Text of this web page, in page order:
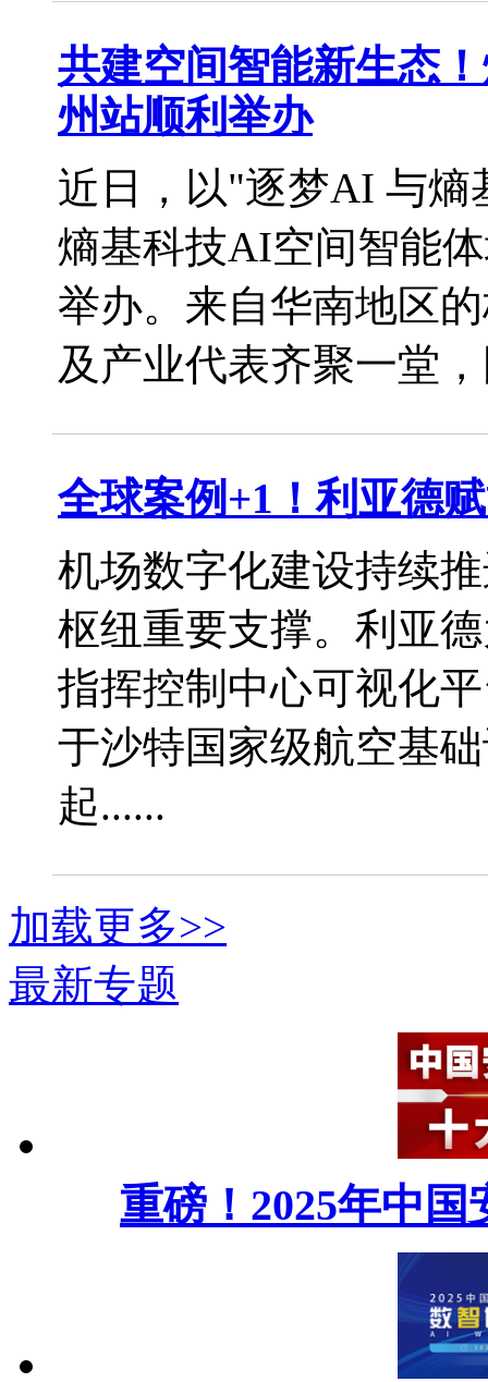
共建空间智能新生态
州站顺利举办
近日，以"逐梦AI 与熵
熵基科技AI空间智能
举办。来自华南地区
及产业代表齐聚一堂
全球案例+1！利亚德
机场数字化建设持续
枢纽重要支撑。利亚
指挥控制中心可视化
于沙特国家级航空基
起......
加载更多>>
最新专题
重磅！2025年中